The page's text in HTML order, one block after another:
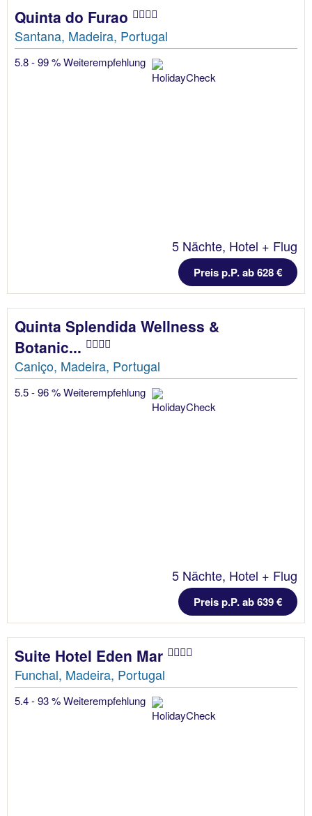
Quinta do Furao
Santana, Madeira, Portugal
5.8 - 99 % Weiterempfehlung
5 Nächte, Hotel + Flug
Preis p.P. ab 628 €
Quinta Splendida Wellness &
Botanic...
Caniço, Madeira, Portugal
5.5 - 96 % Weiterempfehlung
5 Nächte, Hotel + Flug
Preis p.P. ab 639 €
Suite Hotel Eden Mar
Funchal, Madeira, Portugal
5.4 - 93 % Weiterempfehlung